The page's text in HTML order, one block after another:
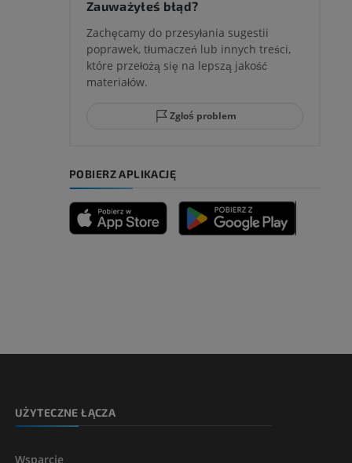
Zauważyłeś błąd?
Zachęcamy do przesyłania sugestii
poprawek, tłumaczeń lub innych treści,
które przełożą się na lepszą jakość
materiałów.
Zgłoś problem
POBIERZ APLIKACJĘ
UŻYTECZNE ŁĄCZA
Wsparcie